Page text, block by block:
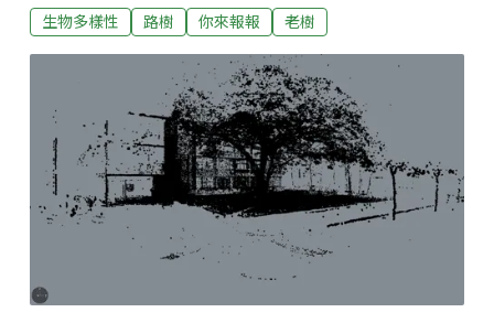
樹林地區協辦單位是：台北大學海山學研究中心、新北
下來數年我們都採取同樣的合作模式辦理工作坊。於是
在2023年的5月13日，團隊利用市立北大高級中學閱覽
室舉辦首場老樹報報工作坊教學，由林業試驗所的研究
人員徐嘉君介紹老樹報報計畫的緣起、台灣的老樹保育
現況、與老樹的觀察和量測方式；其次由智紳數位的執
行長張智傑，來介紹老樹報報介面的使用方式、利用簡
易測量的技術與GIS工具，將觀察結果上傳到「老樹報
報」平台。室內的課程結束後，學員便分組在志工老師
的帶領下，到戶外實習老樹的觀察與測量，由志工老師
解說在地的老樹故事，學員分頭合作量測樹高與樹圍、
生物多樣性 路樹 你來報報 老樹